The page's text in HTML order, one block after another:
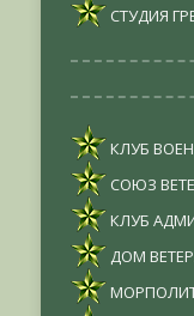
СТУДИЯ
КЛУБ
СОЮЗ
КЛУБ
ДОМ